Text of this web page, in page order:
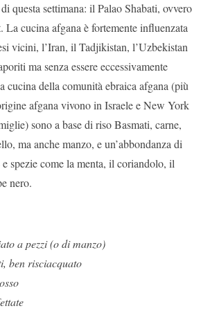
questa settimana: il Palao Shabati, ovvero
cucina afgana è fortemente influenzata
vicini, l’Iran, il Tadjikistan, l’Uzbekistan
ma senza essere eccessivamente
cucina della comunità ebraica afgana (più
afgana vivono in Israele e New York
sono a base di riso Basmati, carne,
ma anche manzo, e un’abbondanza di
e spezie come la menta, il coriandolo, il
nero.
a pezzi (o di manzo)
ben risciacquato